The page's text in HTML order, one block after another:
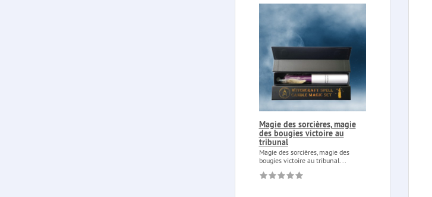
Magie des sorcières, magie
des bougies victoire au
tribunal
Magie des sorcières, magie des
bougies victoire au tribunal...